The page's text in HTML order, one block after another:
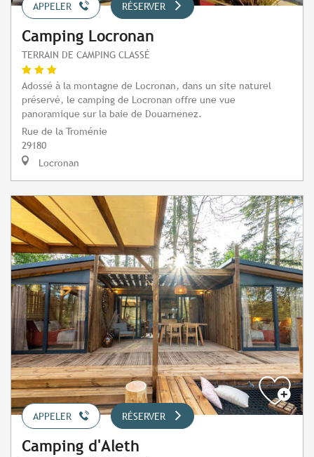
APPELER RÉSERVER
Camping Locronan
TERRAIN DE CAMPING CLASSÉ
Adossé à la montagne de Locronan, dans un site naturel
préservé, le camping de Locronan offre une vue
panoramique sur la baie de Douarnenez.
Rue de la Troménie
29180
Locronan
APPELER RÉSERVER
Camping d'Aleth